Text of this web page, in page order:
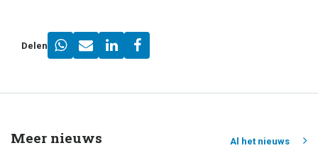
Delen
Meer nieuws Al het nieuws